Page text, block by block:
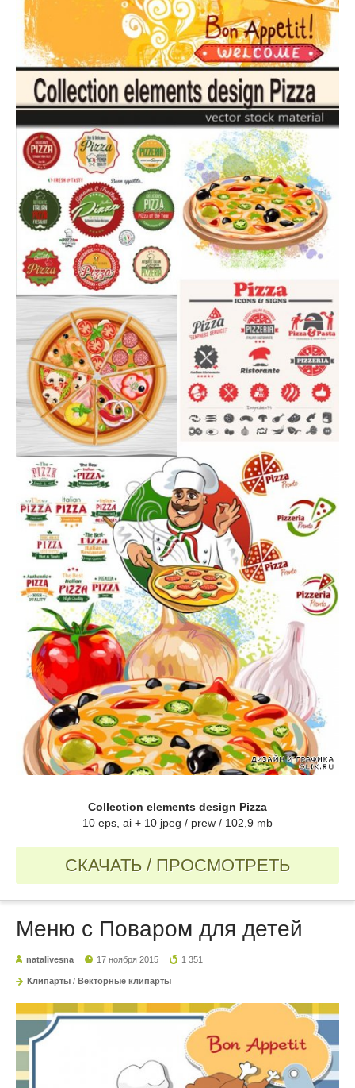
Collection elements design Pizza
10 eps, ai + 10 jpeg / prew / 102,9 mb
СКАЧАТЬ / ПРОСМОТРЕТЬ
Меню с Поваром для детей
natalivesna 17 ноября 2015 1 351
Клипарты / Векторные клипарты